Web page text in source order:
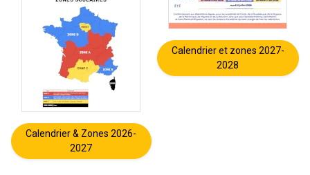
Calendrier & Zones 2026-
2027
Calendrier et zones 2027-
2028